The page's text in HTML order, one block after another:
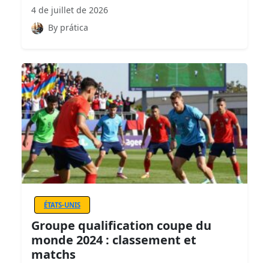
4 de juillet de 2026
By prática
ÉTATS-UNIS
Groupe qualification coupe du
monde 2024 : classement et
matchs